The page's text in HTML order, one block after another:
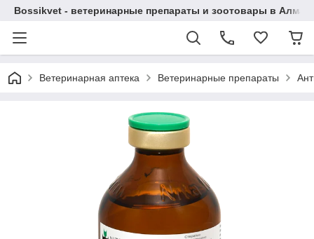
Bossikvet - ветеринарные препараты и зоотовары в
Ветеринарная аптека Ветеринарные препараты